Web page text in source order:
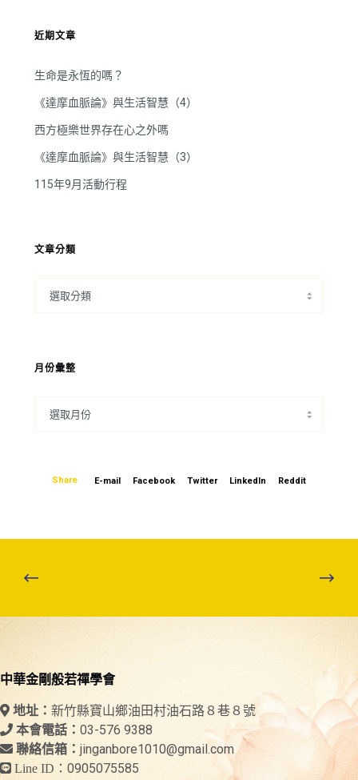
近期文章
生命是永恆的嗎？
《達摩血脈論》與生活智慧（4）
西方極樂世界存在心之外嗎
《達摩血脈論》與生活智慧（3）
115年9月活動行程
文章分類
月份彙整
Share E-mail Facebook Twitter LinkedIn Reddit
中華金剛般若禪學會
地址： 新竹縣寶山鄉油田村油石路８巷８號
本會電話： 03-576 9388
聯絡信箱： jinganbore1010@gmail.com
Line ID： 0905075585